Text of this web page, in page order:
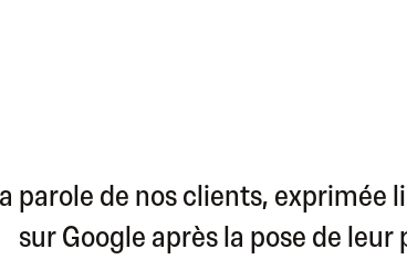
parole de nos clients, exprimée
sur Google après la pose de leur